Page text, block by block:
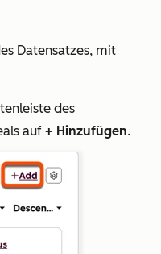
Datensatzes, mit
des
auf + Hinzufügen.